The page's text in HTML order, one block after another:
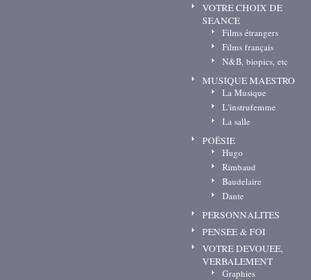
VOTRE CHOIX DE
SEANCE
Films étrangers
Films français
N&B, biopics, etc
MUSIQUE MAESTRO
La Musique
L'instrufemme
La salle
POËSIE
Hugo
Rimbaud
Baudelaire
Dante
PERSONNALITES
PENSEE & FOI
VOTRE DEVOUEE,
VERBALEMENT
Graphies